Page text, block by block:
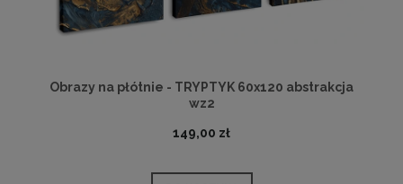
Obrazy na płótnie - TRYPTYK 60x120 abstrakcja
wz2
149,00 zł